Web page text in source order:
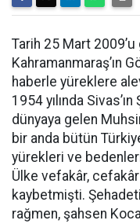
Tarih 25 Mart
Kahramanmaraş’ın
haberle yüreklere
1954 yılında
dünyaya gelen
bir anda bütün
yürekleri ve
Ülke vefakâr,
kaybetmişti.
rağmen, şahsen